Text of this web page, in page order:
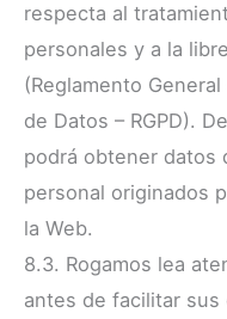
respecta al
personales y a la
(Reglamento
de Datos – RGPD).
podrá obtener datos
personal originados
la Web.
8.3. Rogamos lea
antes de facilitar sus